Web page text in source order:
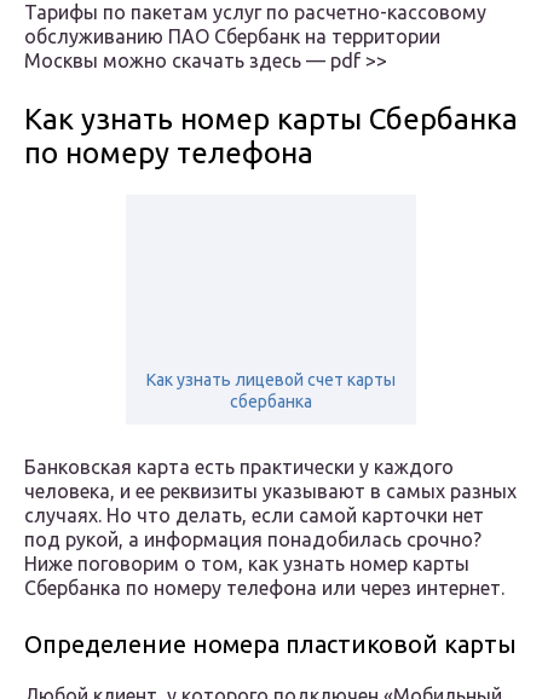
Тарифы по пакетам услуг по расчетно-кассовому
обслуживанию ПАО Сбербанк на территории
Москвы можно скачать здесь — pdf >>
Как узнать номер карты Сбербанка
по номеру телефона
Как узнать лицевой счет карты
сбербанка
Банковская карта есть практически у каждого
человека, и ее реквизиты указывают в самых разных
случаях. Но что делать, если самой карточки нет
под рукой, а информация понадобилась срочно?
Ниже поговорим о том, как узнать номер карты
Сбербанка по номеру телефона или через интернет.
Определение номера пластиковой карты